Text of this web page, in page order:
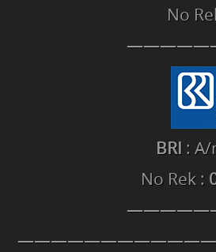
No
BRI :
No Rek :